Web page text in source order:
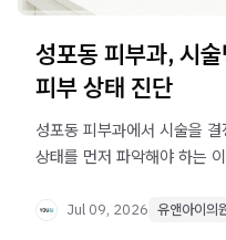
성포동 피부과, 시
피부 상태 진단
성포동 피부과에서 시술을
상태를 먼저 파악해야 하는
기준도 확인해보세요.
Jul 09, 2026 유앤아이의